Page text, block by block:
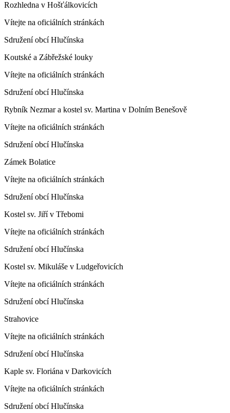
Rozhledna v Hošťálkovicích
Vítejte na oficiálních stránkách
Sdružení obcí Hlučínska
Koutské a Zábřežské louky
Vítejte na oficiálních stránkách
Sdružení obcí Hlučínska
Rybník Nezmar a kostel sv. Martina v Dolním Benešově
Vítejte na oficiálních stránkách
Sdružení obcí Hlučínska
Zámek Bolatice
Vítejte na oficiálních stránkách
Sdružení obcí Hlučínska
Kostel sv. Jiří v Třebomi
Vítejte na oficiálních stránkách
Sdružení obcí Hlučínska
Kostel sv. Mikuláše v Ludgeřovicích
Vítejte na oficiálních stránkách
Sdružení obcí Hlučínska
Strahovice
Vítejte na oficiálních stránkách
Sdružení obcí Hlučínska
Kaple sv. Floriána v Darkovicích
Vítejte na oficiálních stránkách
Sdružení obcí Hlučínska